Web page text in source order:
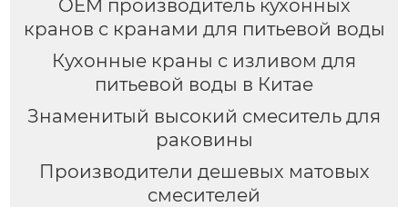
OEM производитель кухонных
кранов с кранами для питьевой воды
Кухонные краны с изливом для
питьевой воды в Китае
Знаменитый высокий смеситель для
раковины
Производители дешевых матовых
смесителей